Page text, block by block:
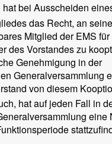
hat bei Ausscheiden
das Recht, an
Mitglied der EMS
des Vorstandes zu
Genehmigung in der
Generalversammlung
von diesem
hat auf jeden Fall in
eine